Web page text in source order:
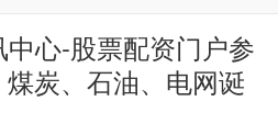
心-股票配资门户参
炭、石油、电网诞